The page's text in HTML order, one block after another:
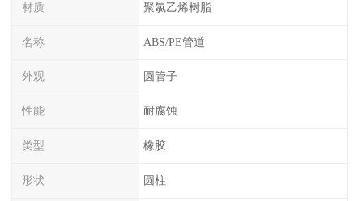
材质 聚氯乙烯树脂
名称 ABS/PE管道
外观 圆管子
性能 耐腐蚀
类型 橡胶
形状 圆柱